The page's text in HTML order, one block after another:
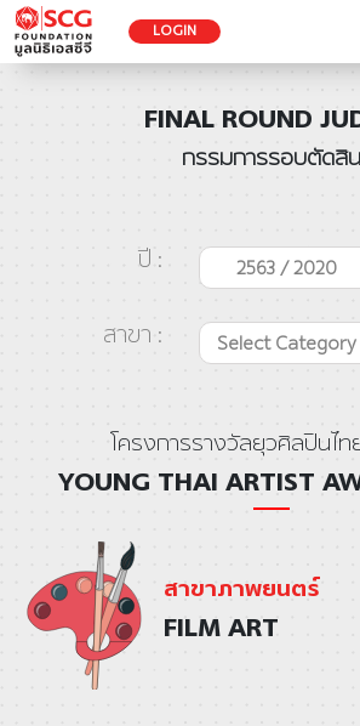
LOGIN
FINAL ROUND
กรรมการรอบตัดสิน
ปี : 2563 / 2020
สาขา : Select Category
โครงการรางวัลยุวศิลปินไท
YOUNG THAI ARTIST
สาขาภาพยนตร์
FILM ART